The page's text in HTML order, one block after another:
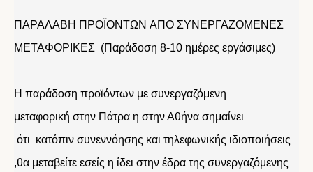
ΠΑΡΑΛΑΒΗ ΠΡΟΪΟΝΤΩΝ ΑΠΟ ΣΥΝΕΡΓΑΖΟΜΕΝΕΣ
ΜΕΤΑΦΟΡΙΚΕΣ (Παράδοση 8-10 ημέρες εργάσιμες)
Η παράδοση προϊόντων με συνεργαζόμενη
μεταφορική στην Πάτρα η στην Αθήνα σημαίνει
ότι κατόπιν συνεννόησης και τηλεφωνικής ιδιοποιήσεις
,θα μεταβείτε εσείς η ίδει στην έδρα της συνεργαζόμενης